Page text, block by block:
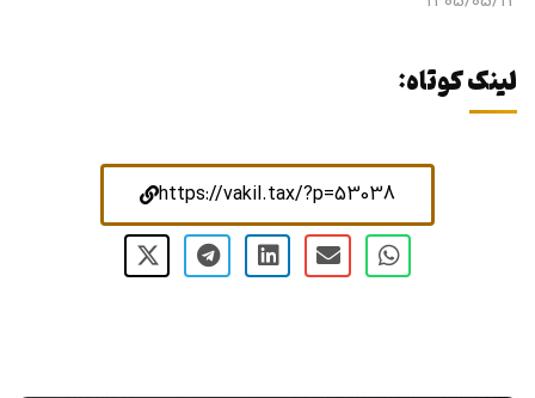
لینک کوتاه:
https://vakil.tax/?p=53038